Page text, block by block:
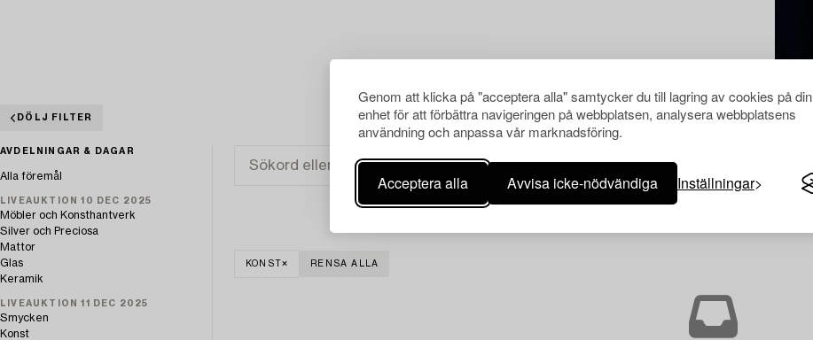
Genom att klicka på "acceptera alla" samtycker du till lagring av cookies på din
enhet för att förbättra navigeringen på webbplatsen, analysera webbplatsens
användning och anpassa vår marknadsföring.
Acceptera alla Avvisa icke-nödvändiga Inställningar
DÖLJ FILTER
AVDELNINGAR & DAGAR
Alla föremål
LIVEAUKTION 10 DEC 2025
Möbler och Konsthantverk
Silver och Preciosa
Mattor
Glas
Keramik
LIVEAUKTION 11 DEC 2025
Smycken
Konst
KONST RENSA ALLA